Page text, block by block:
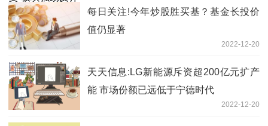
每日关注!今年炒股胜买基？基金长投价
值仍显著
2022-12-20
天天信息:LG新能源斥资超200亿元扩产
能 市场份额已远低于宁德时代
2022-12-20